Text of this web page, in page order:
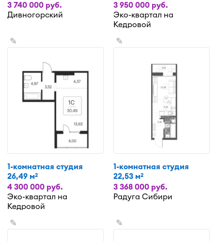
3 740 000 руб.
Дивногорский
3 950 000 руб.
Эко-квартал на
Кедровой
✎
1-комнатная студия
26,49 м2
4 300 000 руб.
Эко-квартал на
Кедровой
✎
1-комнатная студия
22,53 м2
3 368 000 руб.
Радуга Сибири
✎ ✎